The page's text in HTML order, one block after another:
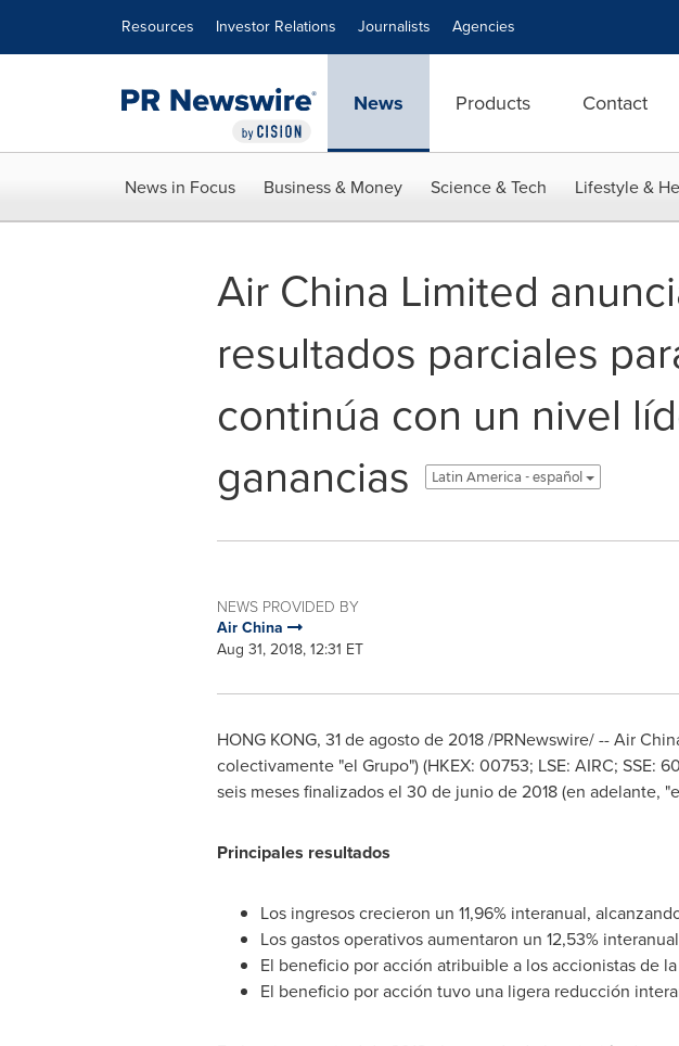
Resources Investor Relations Journalists Agencies
News Products Contact
News in Focus Business & Money Science & Tech Lifestyle &
Air China Limited
resultados parciales
continúa con un nivel
ganancias
Latin America - español
NEWS PROVIDED BY
Air China
Aug 31, 2018, 12:31 ET
HONG KONG, 31 de agosto de 2018 /PRNewswire/ -- Air
colectivamente "el Grupo") (HKEX: 00753; LSE: AIRC; SSE:
seis meses finalizados el 30 de junio de 2018 (en adelante,
Principales resultados
Los ingresos crecieron un 11,96% interanual,
Los gastos operativos aumentaron un 12,53%
El beneficio por acción atribuible a los accionistas de
El beneficio por acción tuvo una ligera reducción